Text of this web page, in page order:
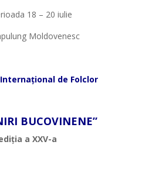
18 – 20 iulie
Moldovenesc
de Folclor
BUCOVINENE”
a XXV-a